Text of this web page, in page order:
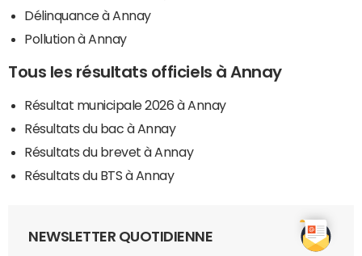
Délinquance à Annay
Pollution à Annay
Tous les résultats officiels à Annay
Résultat municipale 2026 à Annay
Résultats du bac à Annay
Résultats du brevet à Annay
Résultats du BTS à Annay
NEWSLETTER QUOTIDIENNE